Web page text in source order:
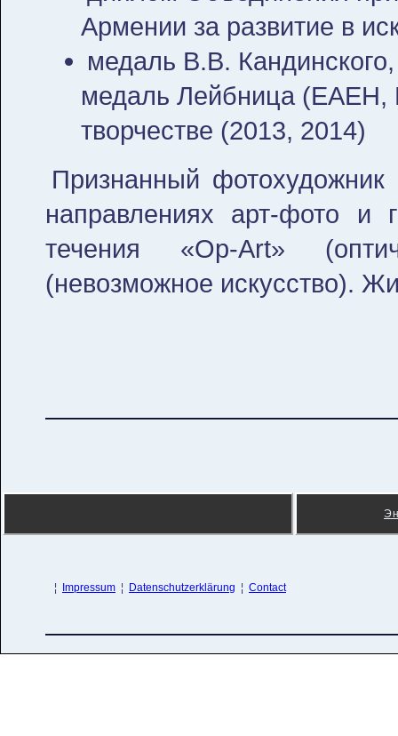
Армении за развитие в
медаль В.В.
медаль Лейбница (ЕАЕН,
творчестве (2013, 2014)
Признанный
направлениях арт-фото и
течения «Op-Art»
(невозможное искусство).
¦ Impressum ¦ Datenschutzerklärung ¦ Contact